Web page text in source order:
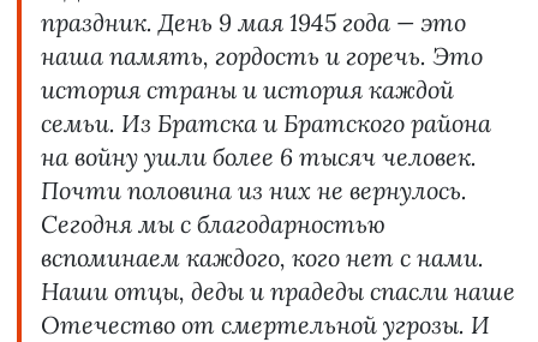
праздник. День 9 мая 1945 года — это
наша память, гордость и горечь. Это
история страны и история каждой
семьи. Из Братска и Братского района
на войну ушли более 6 тысяч человек.
Почти половина из них не вернулось.
Сегодня мы с благодарностью
вспоминаем каждого, кого нет с нами.
Наши отцы, деды и прадеды спасли наше
Отечество от смертельной угрозы. И